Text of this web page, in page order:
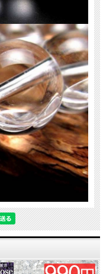
さい。
ます。
ゼント ギフト メンズ レデ
コムローズ comrose